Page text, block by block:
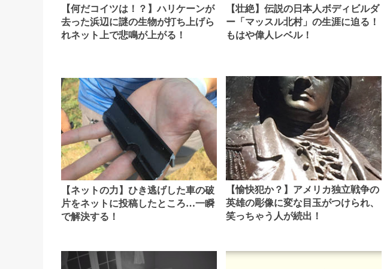
【何だコイツは！？】ハリケーンが
去った浜辺に謎の生物が打ち上げら
れネット上で悲鳴が上がる！
【壮絶】伝説の日本人ボディビルダ
ー「マッスル北村」の生涯に迫る！
もはや偉人レベル！
【ネットの力】ひき逃げした車の破
片をネットに投稿したところ…一瞬
で解決する！
【愉快犯か？】アメリカ独立戦争の
英雄の彫像に変な目玉がつけられ、
笑っちゃう人が続出！